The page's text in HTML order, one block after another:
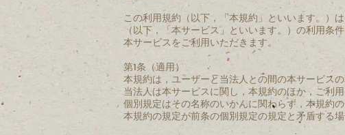
この利用規約（以下，「本規約」といいます。）
（以下，「本サービス」といいます。）の利用条
本サービスをご利用いただきます。
第1条（適用）
本規約は，ユーザーと当法人との間の本サービス
当法人は本サービスに関し，本規約のほか，ご利
個別規定はその名称のいかんに関わらず，本規約
本規約の規定が前条の個別規定の規定と矛盾する